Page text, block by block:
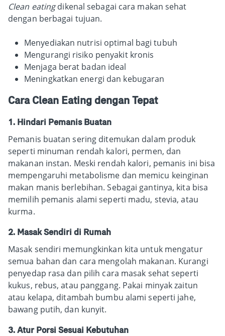
Clean eatingdikenal sebagai cara makan sehat
dengan berbagai tujuan.
Menyediakan nutrisi optimal bagi tubuh
Mengurangi risiko penyakit kronis
Menjaga berat badan ideal
Meningkatkan energi dan kebugaran
Cara Clean Eating dengan Tepat
1. Hindari Pemanis Buatan
Pemanis buatan sering ditemukan dalam produk
seperti minuman rendah kalori, permen, dan
makanan instan. Meski rendah kalori, pemanis ini bisa
mempengaruhi metabolisme dan memicu keinginan
makan manis berlebihan. Sebagai gantinya, kita bisa
memilih pemanis alami seperti madu, stevia, atau
kurma.
2. Masak Sendiri di Rumah
Masak sendiri memungkinkan kita untuk mengatur
semua bahan dan cara mengolah makanan. Kurangi
penyedap rasa dan pilih cara masak sehat seperti
kukus, rebus, atau panggang. Pakai minyak zaitun
atau kelapa, ditambah bumbu alami seperti jahe,
bawang putih, dan kunyit.
3. Atur Porsi Sesuai Kebutuhan